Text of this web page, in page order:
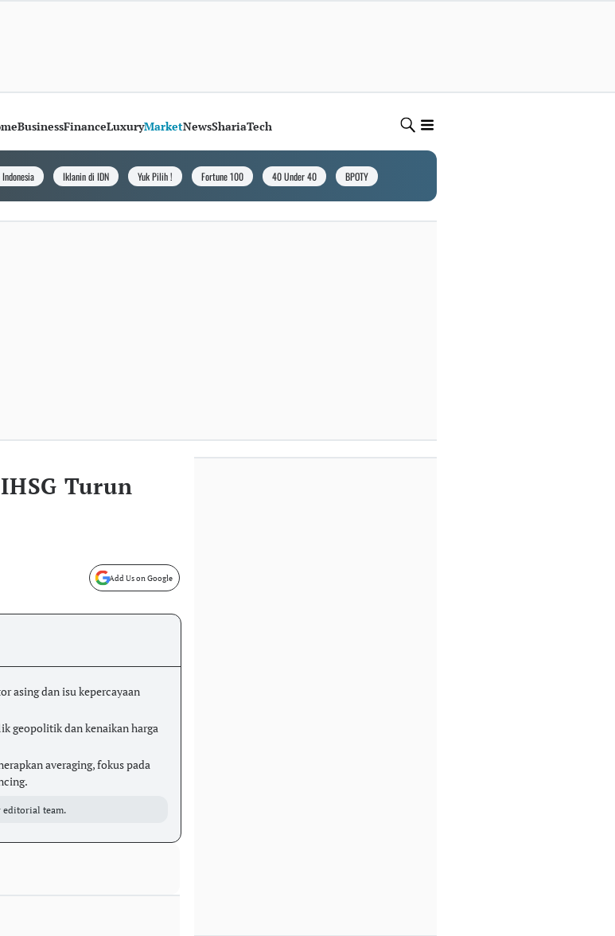
BusinessFinanceLuxuryMarketNewsShariaTech
Iklanin di IDN Yuk Pilih ! Fortune 100 40 Under 40 BPOTY
Turun
Add Us on Google
asing dan isu kepercayaan
geopolitik dan kenaikan harga
averaging, fokus pada
editorial team.